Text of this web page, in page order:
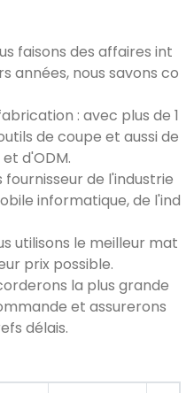
faisons des affaires int
années, nous savons co
: avec plus de 1
de coupe et aussi de
d'ODM.
fournisseur de l'industrie
informatique, de l'ind
utilisons le meilleur mat
prix possible.
la plus grande
et assurerons
délais.